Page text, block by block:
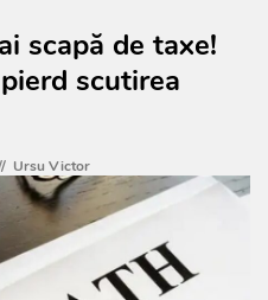
scapă de taxe!
scutirea
Ursu Victor